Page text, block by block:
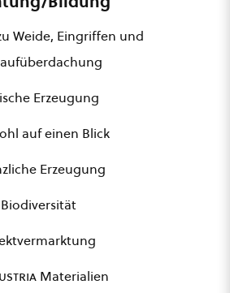
Weide, Eingriffen und
Erzeugung
auf einen Blick
Erzeugung
Biodiversität
Materialien